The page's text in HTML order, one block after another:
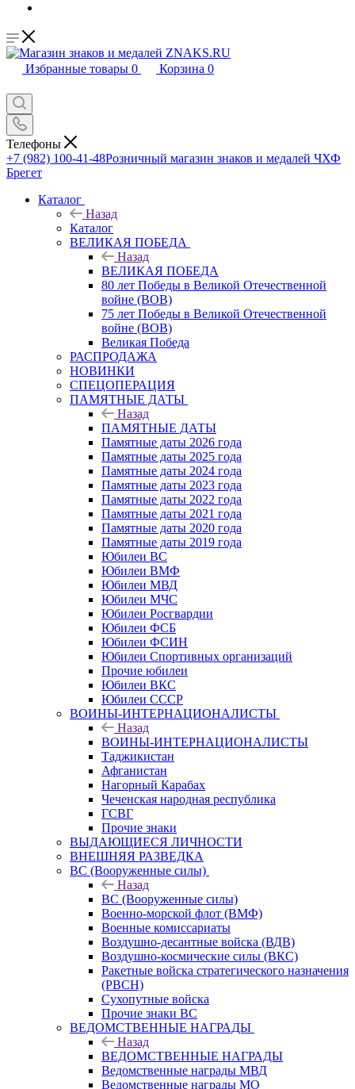
Избранные товары 0 Корзина 0
Телефоны
+7 (982) 100-41-48Розничный магазин знаков и медалей ЧХФ
Брегет
Каталог
Назад
Каталог
ВЕЛИКАЯ ПОБЕДА
Назад
ВЕЛИКАЯ ПОБЕДА
80 лет Победы в Великой Отечественной
войне (ВОВ)
75 лет Победы в Великой Отечественной
войне (ВОВ)
Великая Победа
РАСПРОДАЖА
НОВИНКИ
СПЕЦОПЕРАЦИЯ
ПАМЯТНЫЕ ДАТЫ
Назад
ПАМЯТНЫЕ ДАТЫ
Памятные даты 2026 года
Памятные даты 2025 года
Памятные даты 2024 года
Памятные даты 2023 года
Памятные даты 2022 года
Памятные даты 2021 года
Памятные даты 2020 года
Памятные даты 2019 года
Юбилеи ВС
Юбилеи ВМФ
Юбилеи МВД
Юбилеи МЧС
Юбилеи Росгвардии
Юбилеи ФСБ
Юбилеи ФСИН
Юбилеи Спортивных организаций
Прочие юбилеи
Юбилеи ВКС
Юбилеи СССР
ВОИНЫ-ИНТЕРНАЦИОНАЛИСТЫ
Назад
ВОИНЫ-ИНТЕРНАЦИОНАЛИСТЫ
Таджикистан
Афганистан
Нагорный Карабах
Чеченская народная республика
ГСВГ
Прочие знаки
ВЫДАЮЩИЕСЯ ЛИЧНОСТИ
ВНЕШНЯЯ РАЗВЕДКА
ВС (Вооруженные силы)
Назад
ВС (Вооруженные силы)
Военно-морской флот (ВМФ)
Военные комиссариаты
Воздушно-десантные войска (ВДВ)
Воздушно-космические силы (ВКС)
Ракетные войска стратегического назначения
(РВСН)
Сухопутные войска
Прочие знаки ВС
ВЕДОМСТВЕННЫЕ НАГРАДЫ
Назад
ВЕДОМСТВЕННЫЕ НАГРАДЫ
Ведомственные награды МВД
Ведомственные награды МО